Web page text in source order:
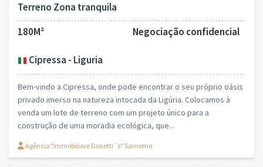
Terreno Zona tranquila
180M²
Negociação confidencial
Cipressa - Liguria
Bem-vindo a Cipressa, onde pode encontrar o seu próprio oásis
privado imerso na natureza intocada da Ligúria. Colocamos à
venda um lote de terreno com um projeto único para a
construção de uma moradia ecológica, que...
Agência"Immobiliare Donetti´s" Sanremo